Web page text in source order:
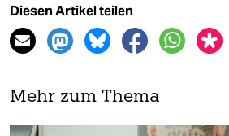
Diesen Artikel teilen
Mehr zum Thema